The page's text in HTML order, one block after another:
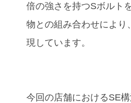
倍の強さを持つSボルト
物との組み合わせによ
現しています。
今回の店舗におけるSE